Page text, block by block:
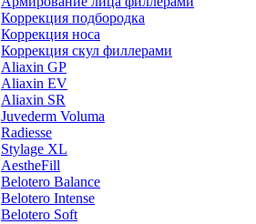
Коррекция подбородка
Коррекция носа
Коррекция скул филлерами
Aliaxin GP
Aliaxin EV
Aliaxin SR
Juvederm Voluma
Radiesse
Stylage XL
AestheFill
Belotero Balance
Belotero Intense
Belotero Soft